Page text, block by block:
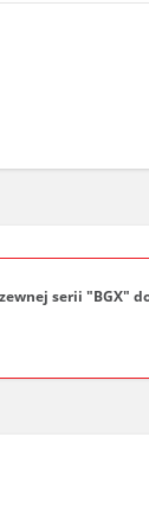
serii "BGX"